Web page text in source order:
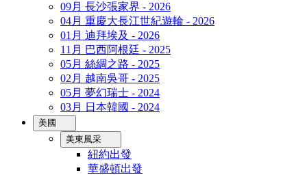
09月 長沙張家界 - 2026
04月 重慶大長江世紀遊輪 - 2026
01月 迪拜埃及 - 2026
11月 巴西阿根廷 - 2025
05月 絲綢之路 - 2025
02月 越南吳哥 - 2025
05月 夢幻瑞士 - 2024
03月 日本韓國 - 2024
美國
美東風采
紐約出發
華盛頓出發